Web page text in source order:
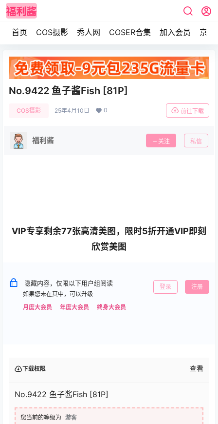
首页 COS摄影 秀人网 COSER合集 加入会员 京东
No.9422 鱼子酱Fish [81P]
COS摄影 25年4月10日 0 前往下载
福利酱 关注 私信
VIP专享剩余77张高清美图，限时5折开通VIP即刻
欣赏美图
隐藏内容，仅限以下用户组阅读
如果您未在其中，可以升级
月度大会员
年度大会员 终身大会员
登录 注册
下载权限 查看
No.9422 鱼子酱Fish [81P]
您当前的等级为 游客